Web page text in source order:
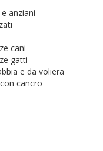
anziani
cani
gatti
e da voliera
cancro